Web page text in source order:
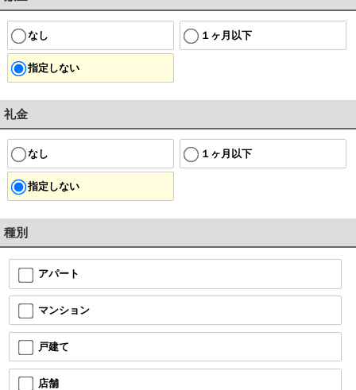
なし １ヶ月以下
指定しない
礼金
なし １ヶ月以下
指定しない
種別
アパート
マンション
戸建て
店舗